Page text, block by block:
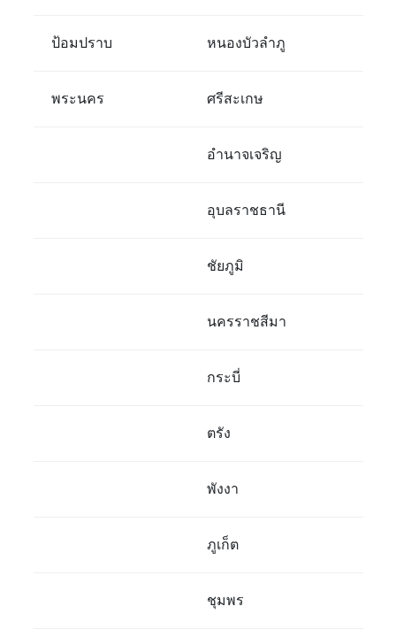
ป้อมปราบ หนองบัวลำภู
พระนคร ศรีสะเกษ
อำนาจเจริญ
อุบลราชธานี
ชัยภูมิ
นครราชสีมา
กระบี่
ตรัง
พังงา
ภูเก็ต
ชุมพร